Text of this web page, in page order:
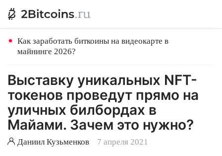
Как заработать биткоины на видеокарте в
майнинге 2026?
Выставку уникальных NFT-
токенов проведут прямо на
уличных билбордах в
Майами. Зачем это нужно?
Даниил Кузьменков 7 апреля 2021